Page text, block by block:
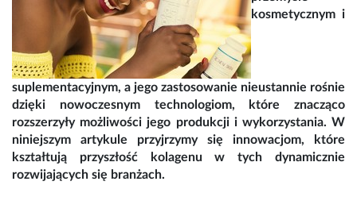
kosmetycznym i
suplementacyjnym, a jego zastosowanie nieustannie rośnie
dzięki nowoczesnym technologiom, które znacząco
rozszerzyły możliwości jego produkcji i wykorzystania. W
niniejszym artykule przyjrzymy się innowacjom, które
kształtują przyszłość kolagenu w tych dynamicznie
rozwijających się branżach.